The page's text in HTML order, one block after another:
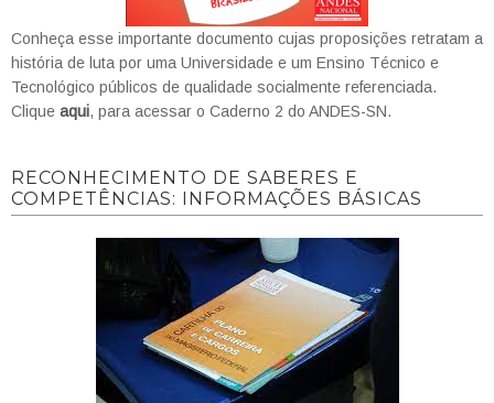
Conheça esse importante documento cujas proposições retratam a
história de luta por uma Universidade e um Ensino Técnico e
Tecnológico públicos de qualidade socialmente referenciada.
Clique aqui, para acessar o Caderno 2 do ANDES-SN.
RECONHECIMENTO DE SABERES E
COMPETÊNCIAS: INFORMAÇÕES BÁSICAS